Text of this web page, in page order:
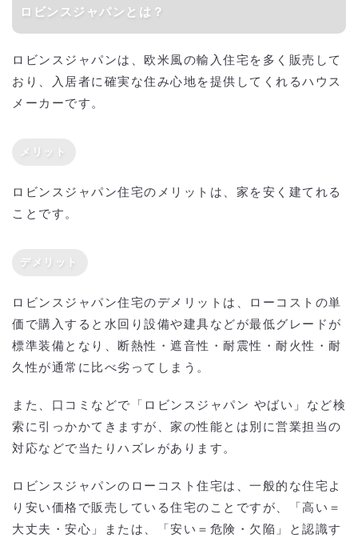
ロビンスジャパンとは？
ロビンスジャパンは、欧米風の輸入住宅を多く販売して
おり、入居者に確実な住み心地を提供してくれるハウス
メーカーです。
メリット
ロビンスジャパン住宅のメリットは、家を安く建てれる
ことです。
デメリット
ロビンスジャパン住宅のデメリットは、ローコストの単
価で購入すると水回り設備や建具などが最低グレードが
標準装備となり、断熱性・遮音性・耐震性・耐火性・耐
久性が通常に比べ劣ってしまう。
また、口コミなどで「ロビンスジャパン やばい」など検
索に引っかかてきますが、家の性能とは別に営業担当の
対応などで当たりハズレがあります。
ロビンスジャパンのローコスト住宅は、一般的な住宅よ
り安い価格で販売している住宅のことですが、「高い＝
大丈夫・安心」または、「安い＝危険・欠陥」と認識す